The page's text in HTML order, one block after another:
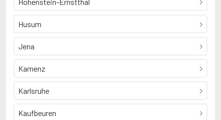
Husum
Jena
Kamenz
Karlsruhe
Kaufbeuren